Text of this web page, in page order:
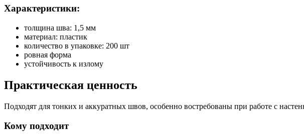
Характеристики:
толщина шва: 1,5 мм
материал: пластик
количество в упаковке: 200 шт
ровная форма
устойчивость к излому
Практическая ценность
Подходят для тонких и аккуратных швов, особенно востребованы при работе с
Кому подходит